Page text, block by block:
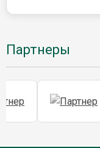
Партнеры